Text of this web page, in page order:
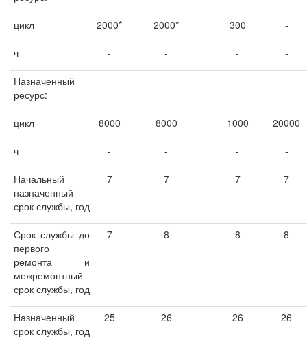
цикл 2000* 2000* 300 -
ч - - - -
Назначенный
ресурс:
цикл 8000 8000 1000 20000
ч - - - -
Начальный
назначенный
срок службы, год
7 7 7 7
Срок службы до
первого
ремонта и
межремонтный
срок службы, год
7 8 8 8
Назначенный
срок службы, год
25 26 26 26